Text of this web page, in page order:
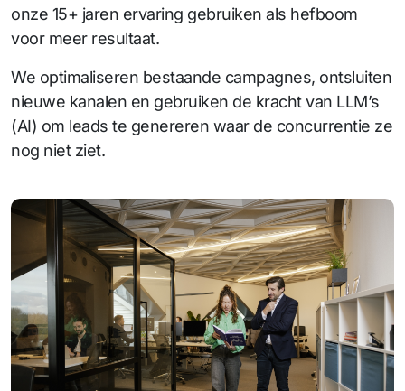
onze 15+ jaren ervaring gebruiken als hefboom
voor meer resultaat.
We optimaliseren bestaande campagnes, ontsluiten
nieuwe kanalen en gebruiken de kracht van LLM’s
(AI) om leads te genereren waar de concurrentie ze
nog niet ziet.